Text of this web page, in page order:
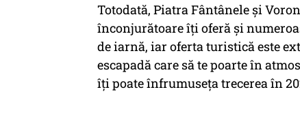
Totodată, Piatra Fântânele și
înconjurătoare îți oferă și
de iarnă, iar oferta turistică este
escapadă care să te poarte în
îți poate înfrumuseța trecerea în